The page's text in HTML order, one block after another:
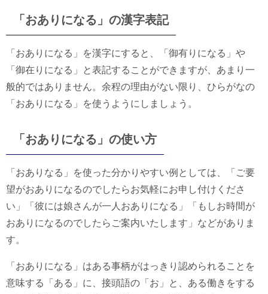
「おありになる」の漢字表記
「おありになる」を漢字にすると、「御有りになる」や
「御在りになる」と表記することができますが、あまり一
般的ではありません。余程の理由がない限り、ひらがなの
「おありになる」を使うようにしましょう。
「おありになる」の使い方
「おありなる」を使った分かりやすい例としては、「ご要
望がおありになるのでしたらお気軽にお申し付けくださ
い」「彼には娘さんが一人おありになる」「もしお時間が
おありになるのでしたらご案内いたします」などがありま
す。
「おありになる」はある事柄がはっきり認められることを
意味する「ある」に、接頭語の「お」と、ある働きをする